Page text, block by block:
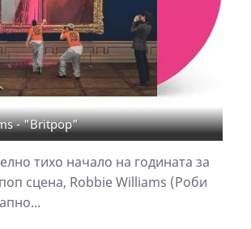
- "Britpop"
тихо начало на годината за
сцена, Robbie Williams (Роби